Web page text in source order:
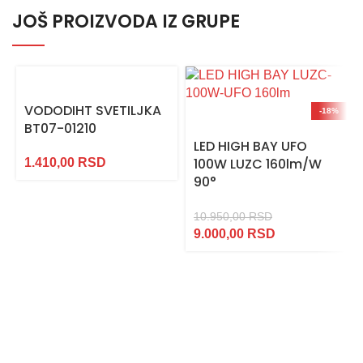
JOŠ PROIZVODA IZ GRUPE
VODODIHT SVETILJKA
BT07-01210
1.410,00 RSD
-18%
LED HIGH BAY UFO
100W LUZC 160lm/W
90°
10.950,00RSD
9.000,00 RSD